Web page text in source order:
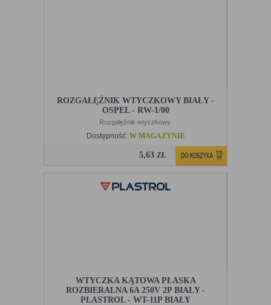
ROZGAŁĘŹNIK WTYCZKOWY BIAŁY -
OSPEL - RW-1/00
Rozgałęźnik wtyczkowy.
Dostępność: W MAGAZYNIE
5,63 ZŁ
WTYCZKA KĄTOWA PŁASKA
ROZBIERALNA 6A 250V 2P BIAŁY -
PLASTROL - WT-11P BIAŁY